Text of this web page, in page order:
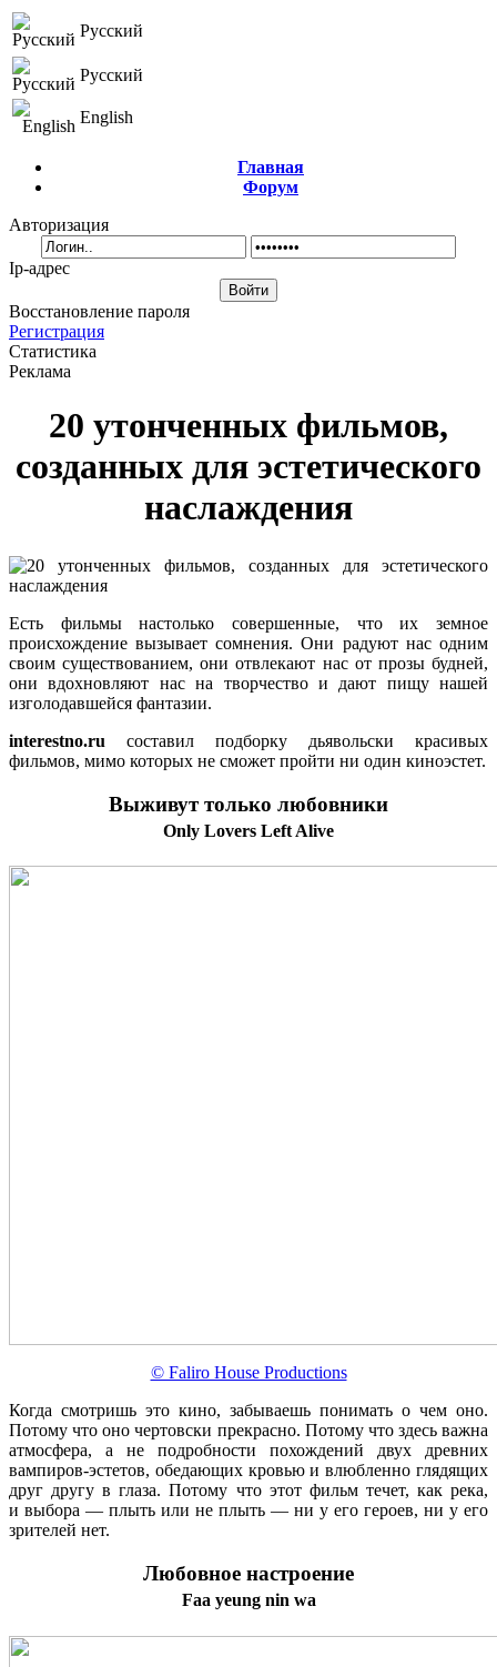
Русский
Русский
English
Главная
Форум
Авторизация
Ip-адрес
Восстановление пароля
Регистрация
Статистика
Реклама
20 утонченных фильмов,
созданных для эстетического
наслаждения
Есть фильмы настолько совершенные, что их земное
происхождение вызывает сомнения. Они радуют нас одним
своим существованием, они отвлекают нас от прозы будней,
они вдохновляют нас на творчество и дают пищу нашей
изголодавшейся фантазии.
interestno.ru составил подборку дьявольски красивых
фильмов, мимо которых не сможет пройти ни один киноэстет.
Выживут только любовники
Only Lovers Left Alive
© Faliro House Productions
Когда смотришь это кино, забываешь понимать о чем оно.
Потому что оно чертовски прекрасно. Потому что здесь важна
атмосфера, а не подробности похождений двух древних
вампиров-эстетов, обедающих кровью и влюбленно глядящих
друг другу в глаза. Потому что этот фильм течет, как река,
и выбора — плыть или не плыть — ни у его героев, ни у его
зрителей нет.
Любовное настроение
Faa yeung nin wa